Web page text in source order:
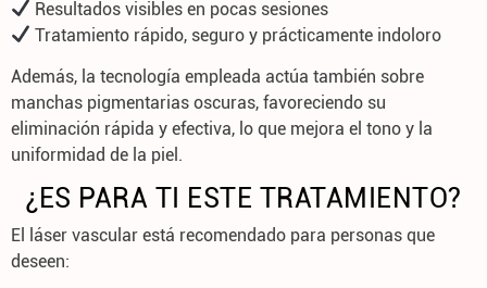
Resultados visibles en pocas sesiones
Tratamiento rápido, seguro y prácticamente indoloro
Además, la tecnología empleada actúa también sobre
manchas pigmentarias oscuras, favoreciendo su
eliminación rápida y efectiva, lo que mejora el tono y la
uniformidad de la piel.
¿ES PARA TI ESTE TRATAMIENTO?
El láser vascular está recomendado para personas que
deseen: